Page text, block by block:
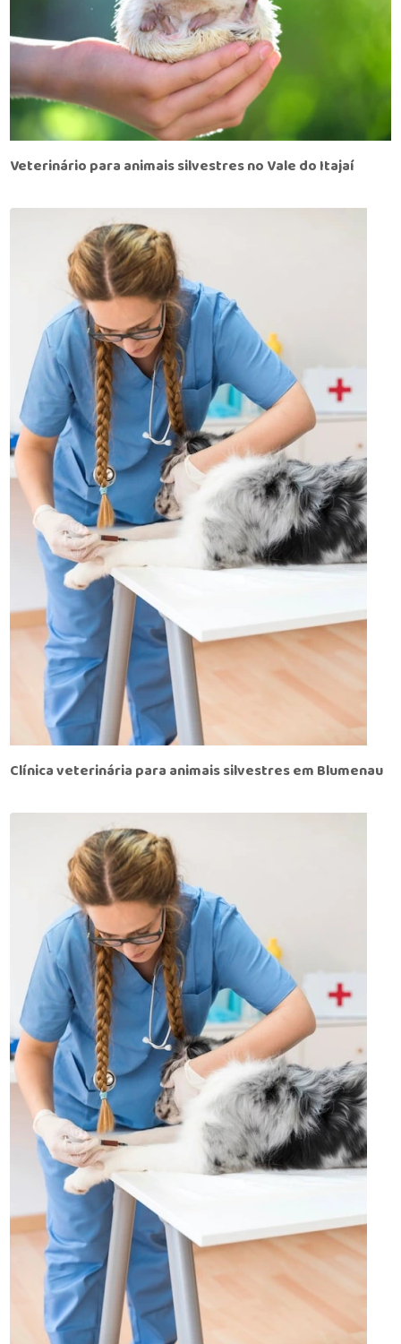
Veterinário para animais silvestres no Vale do Itajaí
Clínica veterinária para animais silvestres em Blumenau